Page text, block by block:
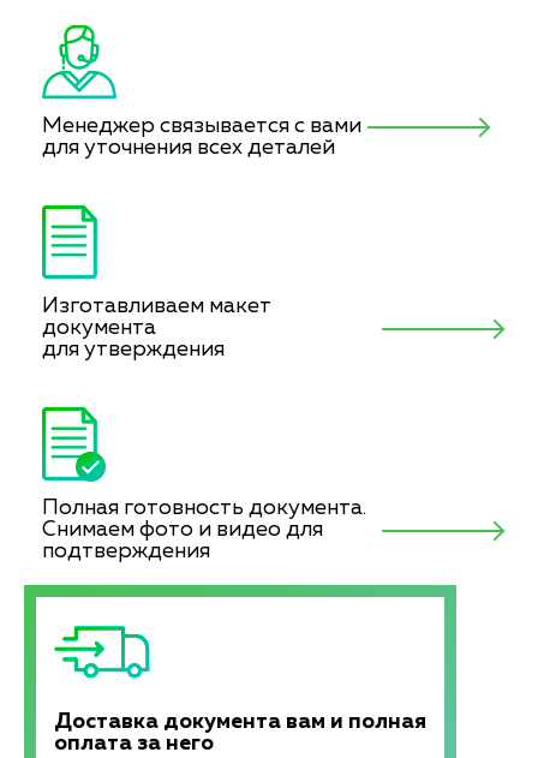
Менеджер связывается с вами
для уточнения всех деталей
Изготавливаем макет
документа
для утверждения
Полная готовность документа.
Снимаем фото и видео для
подтверждения
Доставка документа вам и полная
оплата за него